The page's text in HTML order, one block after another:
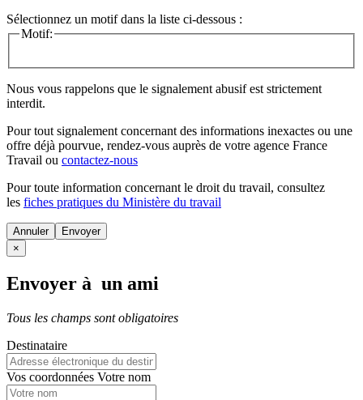
Sélectionnez un motif dans la liste ci-dessous :
Motif:
Nous vous rappelons que le signalement abusif est strictement
interdit.
Pour tout signalement concernant des informations inexactes ou une
offre déjà pourvue, rendez-vous auprès de votre agence France
Travail ou contactez-nous
Pour toute information concernant le droit du travail, consultez
les fiches pratiques du Ministère du travail
Annuler
×
Envoyer à un ami
Tous les champs sont obligatoires
Destinataire
Vos coordonnées Votre nom